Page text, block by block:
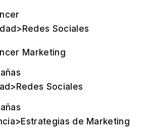
Sociales
Marketing
Sociales
de Marketing